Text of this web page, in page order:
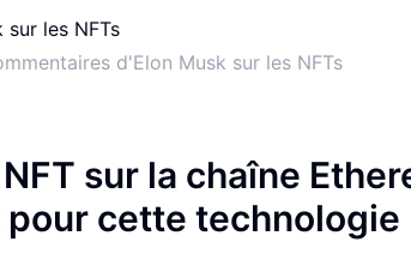
d'Elon Musk sur les NFTs
sur la chaîne
cette technologie